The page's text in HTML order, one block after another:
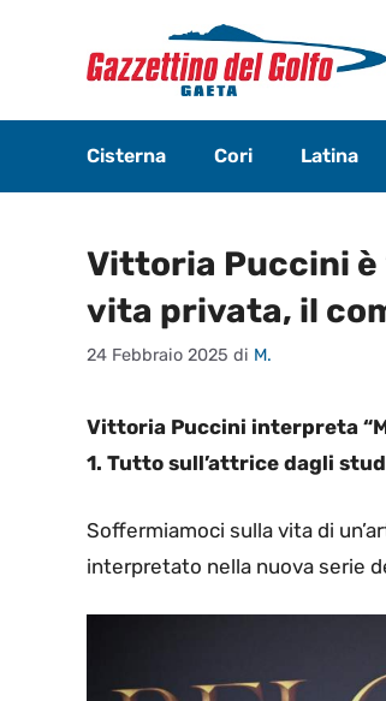
contenuto
Cisterna Cori Latina
Vittoria Puccini è
vita privata, il
24 Febbraio 2025 di M.
Vittoria Puccini interpreta
1. Tutto sull’attrice dagli
Soffermiamoci sulla vita di
interpretato nella nuova serie